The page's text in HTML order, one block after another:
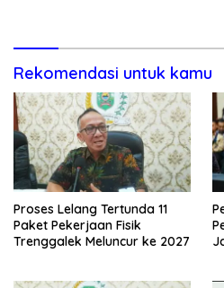
Rekomendasi untuk kamu
Proses Lelang Tertunda 11
Paket Pekerjaan Fisik
Trenggalek Meluncur ke 2027